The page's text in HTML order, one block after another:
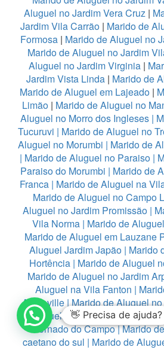
Aluguel no Jardim Vera Cruz |
Jardim Vila Carrão| Marido de
Formosa| Marido de Aluguel no
Marido de Aluguel no Jardim
Aluguel no Jardim Virginia |
Jardim Vista Linda | Marido de
Marido de Aluguel em Lajeado |
Limão | Marido de Aluguel no
Aluguel no Morro dos Ingleses |
Tucuruvi | Marido de Aluguel no
Aluguel no Morumbi | Marido de
| Marido de Aluguel no Paraiso|
Paraiso do Morumbi | Marido de
Franca | Marido de Aluguel na
Marido de Aluguel no Campo
Aluguel no Jardim Promissão|
Vila Norma | Marido de
Marido de Aluguel em Lauzane
Aluguel Jardim Japão| Marido
Hortência | Marido de Aluguel
Marido de Aluguel no Jardim
Aluguel na Vila Fanton |
Alphaville|Marido de Aluguel
Aluguel em Diadema |Marido
Bernado do Campo|Marido
caetano do sul | Marido de
👋 Precisa de ajuda?